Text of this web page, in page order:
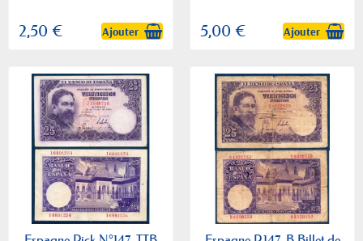
2,50 € Ajouter 5,00 € Ajouter